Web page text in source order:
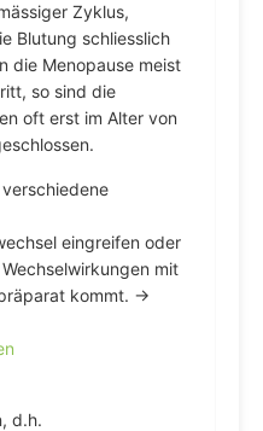
Zyklus,
Blutung schliesslich
die Menopause meist
so sind die
oft erst im Alter von
eingreifen oder
mit
kommt. →
d.h.